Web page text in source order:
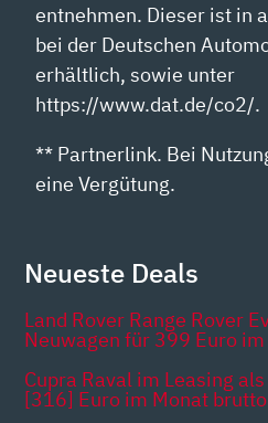
entnehmen. Dieser ist in
bei der Deutschen
erhältlich, sowie unter
https://www.dat.de/co2/.
** Partnerlink. Bei
eine Vergütung.
Neueste Deals
Land Rover Range Rover
Neuwagen für 399 Euro
Cupra Raval im Leasing
[316] Euro im Monat brutto